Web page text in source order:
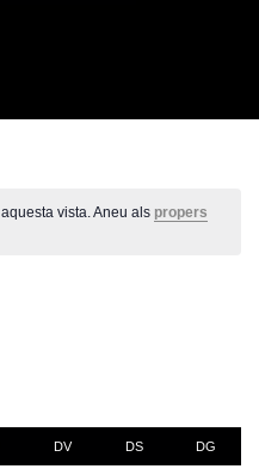
vista. Aneu als propers
DV DS DG